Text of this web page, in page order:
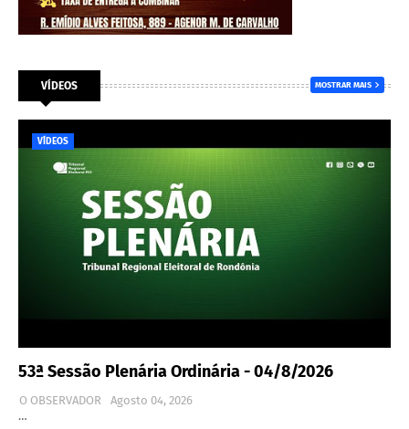
VÍDEOS MOSTRAR MAIS
VÍDEOS
53ª Sessão Plenária Ordinária - 04/8/2026
O OBSERVADOR
Agosto 04, 2026
…